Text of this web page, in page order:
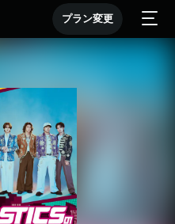
プラン変更